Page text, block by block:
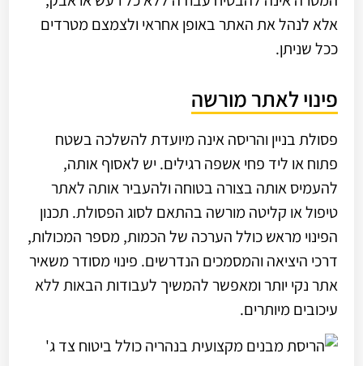
אלא לנהל את האתר באופן אחראי ולצמצם מטרדים
ככל שניתן.
פינוי לאתר מורשה
פסולת בניין והריסה אינה מיועדת להשלכה בשטח
פתוח או ליד פחי אשפה רגילים. יש לאסוף אותה,
להעמיס אותה בצורה בטוחה ולהעביר אותה לאתר
טיפול או קליטה מורשה בהתאם לסוג הפסולת. תכנון
הפינוי מראש כולל הערכה של הכמות, מספר המכולות,
דרכי היציאה והמסמכים הנדרשים. פינוי מסודר משאיר
אתר נקי יותר ומאפשר להמשיך לעבודות הבאות ללא
עיכובים מיותרים.